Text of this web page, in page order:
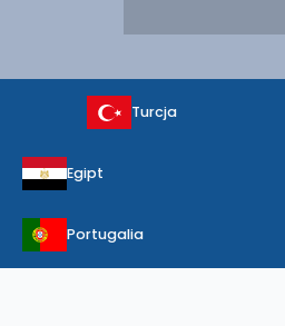
Turcja
Egipt
Portugalia